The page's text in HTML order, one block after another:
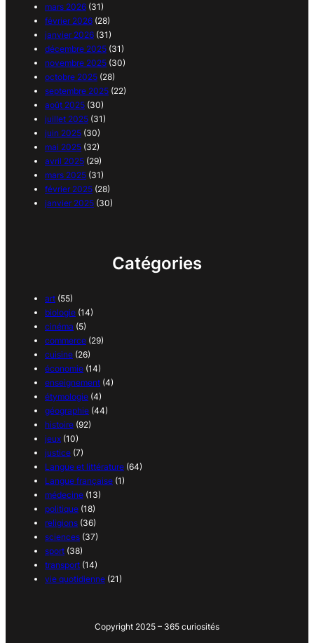
mars 2026 (31)
février 2026 (28)
janvier 2026 (31)
décembre 2025 (31)
novembre 2025 (30)
octobre 2025 (28)
septembre 2025 (22)
août 2025 (30)
juillet 2025 (31)
juin 2025 (30)
mai 2025 (32)
avril 2025 (29)
mars 2025 (31)
février 2025 (28)
janvier 2025 (30)
Catégories
art (55)
biologie (14)
cinéma (5)
commerce (29)
cuisine (26)
économie (14)
enseignement (4)
étymologie (4)
géographie (44)
histoire (92)
jeux (10)
justice (7)
Langue et littérature (64)
Langue française (1)
médecine (13)
politique (18)
religions (36)
sciences (37)
sport (38)
transport (14)
vie quotidienne (21)
Copyright 2025 – 365 curiosités